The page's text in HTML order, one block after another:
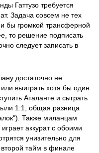
Гаттузо требуется
Задача совсем не тех
бы громкой трансферной
то решение подписать
следует записать в
достаточно не
выиграть хотя бы один
Аталанте и сыграть
1:1, общая разница
Также миланцам
аккурат с обоими
унизительно для
тайм в финале